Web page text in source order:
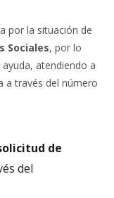
por la situación de
Sociales, por lo
atendiendo a
a través del número
de
del